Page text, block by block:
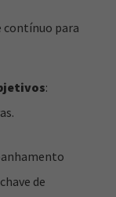
contínuo para
:
de